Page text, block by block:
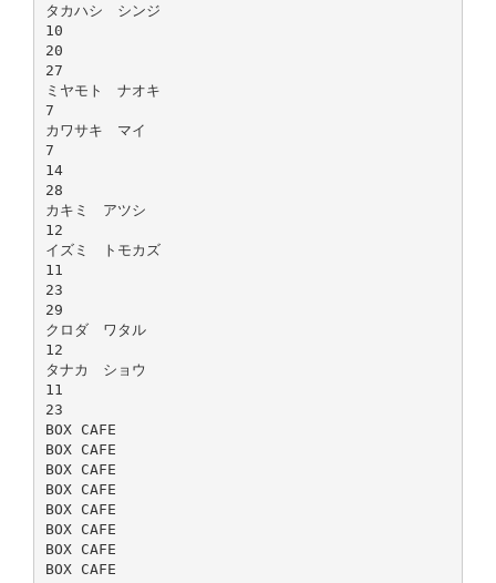
タカハシ シンジ
10
20
27
ミヤモト ナオキ
7
カワサキ マイ
7
14
28
カキミ アツシ
12
イズミ トモカズ
11
23
29
クロダ ワタル
12
タナカ ショウ
11
23
BOX CAFE
BOX CAFE
BOX CAFE
BOX CAFE
BOX CAFE
BOX CAFE
BOX CAFE
BOX CAFE